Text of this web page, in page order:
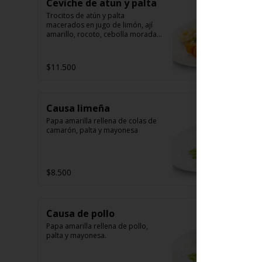
Ceviche de atun y palta
Trocitos de atún y palta
macerados en jugo de limón, ají
amarillo, rocoto, cebolla morada.
$11.500
Causa limeña
Papa amarilla rellena de colas de
camarón, palta y mayonesa
$8.500
Causa de pollo
Papa amarilla rellena de pollo,
palta y mayonesa.